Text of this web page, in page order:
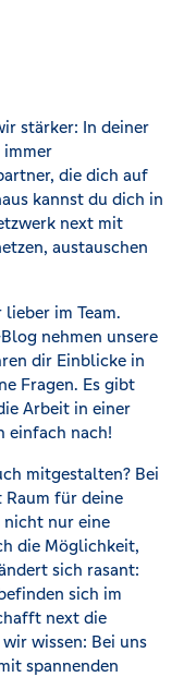
stärker: In deiner
die dich auf
kannst du dich in
next mit
austauschen
im Team.
nehmen unsere
dir Einblicke in
Fragen. Es gibt
Arbeit in einer
einfach nach!
mitgestalten? Bei
Raum für deine
nicht nur eine
die Möglichkeit,
sich rasant:
sich im
next die
wissen: Bei uns
spannenden